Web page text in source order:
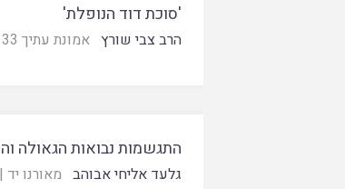
'סוכת דוד הנופלת'
הרב צבי שורץ אמונת עתיך 133
התגשמות נבואות הגאולה
גלעד אליחי אבוהב מאורנו יד |